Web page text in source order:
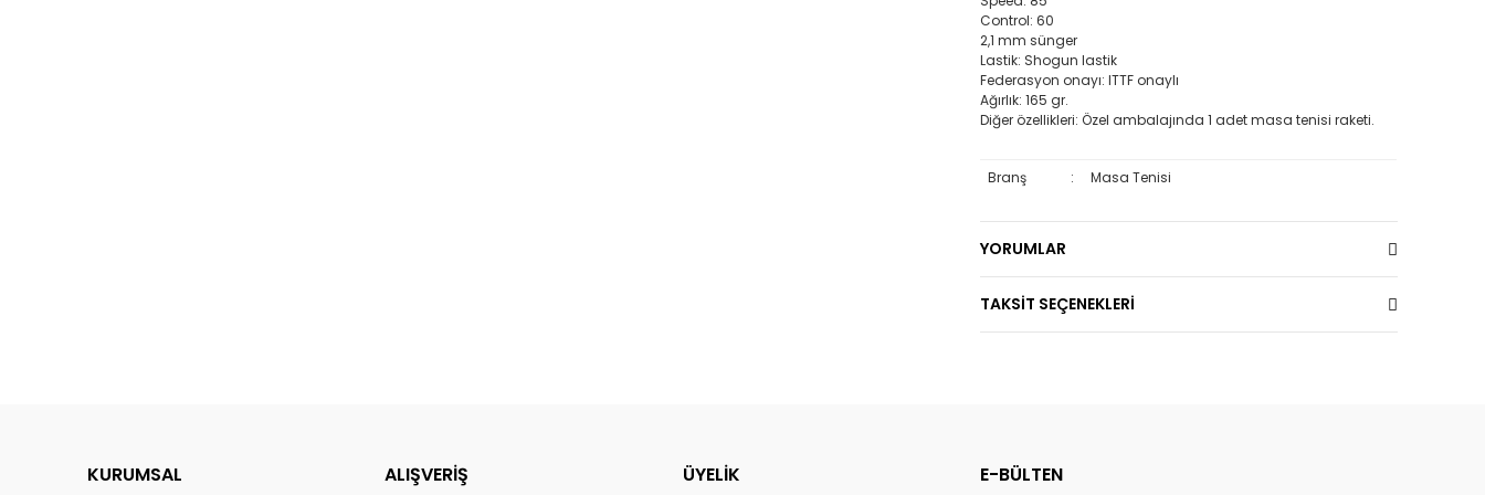
Control: 60
2,1 mm sünger
Lastik: Shogun lastik
Federasyon onayı: ITTF onaylı
Ağırlık: 165 gr.
Diğer özellikleri: Özel ambalajında 1 adet masa tenisi raketi.
Branş : Masa Tenisi
YORUMLAR
TAKSİT SEÇENEKLERİ
KURUMSAL ALIŞVERİŞ ÜYELİK E-BÜLTEN